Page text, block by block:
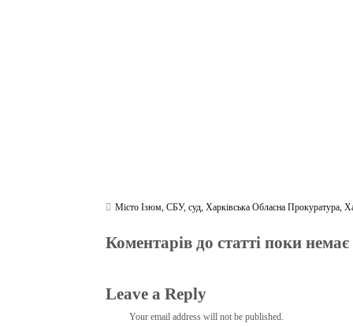
Місто Ізюм,СБУ,суд,Харківська Обласна Прокуратура,
Коментарів до статті поки немає
Leave a Reply
Your email address will not be published.